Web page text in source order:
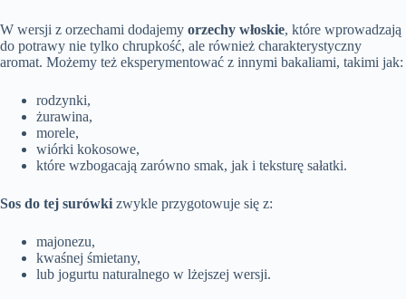
W wersji z orzechami dodajemy orzechy włoskie, które wprowadzają
do potrawy nie tylko chrupkość, ale również charakterystyczny
aromat. Możemy też eksperymentować z innymi bakaliami, takimi jak:
rodzynki,
żurawina,
morele,
wiórki kokosowe,
które wzbogacają zarówno smak, jak i teksturę sałatki.
Sos do tej surówki zwykle przygotowuje się z:
majonezu,
kwaśnej śmietany,
lub jogurtu naturalnego w lżejszej wersji.